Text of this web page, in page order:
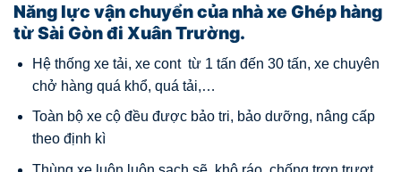
Năng lực vận chuyển của nhà xe Ghép hàng
từ Sài Gòn đi Xuân Trường.
Hệ thống xe tải, xe cont từ 1 tấn đến 30 tấn, xe chuyên
chở hàng quá khổ, quá tải,…
Toàn bộ xe cộ đều được bảo tri, bảo dưỡng, nâng cấp
theo định kì